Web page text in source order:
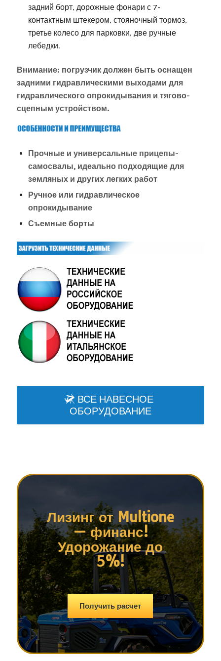
задний борт, дорожные фонари с 7-
контактным штекером, стояночный тормоз,
третье колесо для парковки, две ручные
лебедки.
Внимание: погрузчик должен быть оснащен
задними гидравлическими выходами для
гидравлического опрокидывания и тягово-
сцепным устройством.
Прочные и универсальные прицепы-
самосвалы, идеально подходящие для
земляных и других легких работ
Ручное или гидравлическое
опрокидывание
Съемные борты
ВСЕ НАВЕСНОЕ
ОБОРУДОВАНИЕ
Лизинг от Multione
— финанс!
Удорожание до
5%!
Получить расчет